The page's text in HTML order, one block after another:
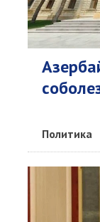
Политика